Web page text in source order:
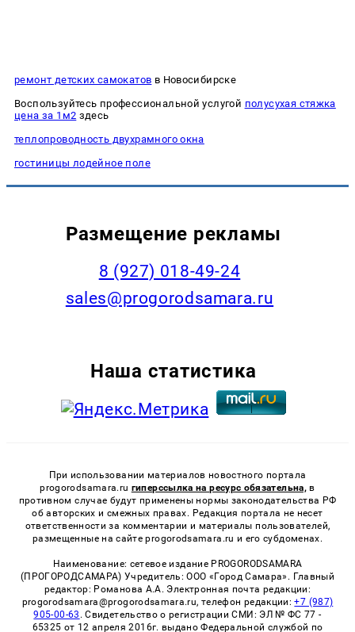
ремонт детских самокатов в Новосибирске
Воспользуйтесь профессиональной услугой полусухая стяжка
цена за 1м2 здесь
теплопроводность двухрамного окна
гостиницы лодейное поле
Размещение рекламы
8 (927) 018-49-24
sales@progorodsamara.ru
Наша статистика
При использовании материалов новостного портала
progorodsamara.ru гиперссылка на ресурс обязательна, в
противном случае будут применены нормы законодательства РФ
об авторских и смежных правах. Редакция портала не несет
ответственности за комментарии и материалы пользователей,
размещенные на сайте progorodsamara.ru и его субдоменах.
Наименование: сетевое издание PROGORODSAMARA
(ПРОГОРОДСАМАРА) Учредитель: ООО «Город Самара». Главный
редактор: Романова А.А. Электронная почта редакции:
progorodsamara@progorodsamara.ru, телефон редакции:+7 (987)
905-00-63 . Свидетельство о регистрации СМИ: ЭЛ № ФС 77 -
65325 от 12 апреля 2016г. выдано Федеральной службой по